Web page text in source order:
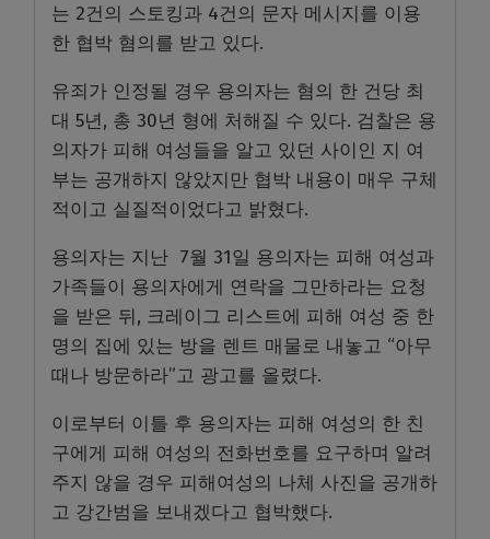
는 2건의 스토킹과 4건의 문자 메시지를 이용
한 협박 혐의를 받고 있다.
유죄가 인정될 경우 용의자는 혐의 한 건당 최
대 5년, 총 30년 형에 처해질 수 있다. 검찰은 용
의자가 피해 여성들을 알고 있던 사이인 지 여
부는 공개하지 않았지만 협박 내용이 매우 구체
적이고 실질적이었다고 밝혔다.
용의자는 지난 7월 31일 용의자는 피해 여성과
가족들이 용의자에게 연락을 그만하라는 요청
을 받은 뒤, 크레이그 리스트에 피해 여성 중 한
명의 집에 있는 방을 렌트 매물로 내놓고 “아무
때나 방문하라”고 광고를 올렸다.
이로부터 이틀 후 용의자는 피해 여성의 한 친
구에게 피해 여성의 전화번호를 요구하며 알려
주지 않을 경우 피해여성의 나체 사진을 공개하
고 강간범을 보내겠다고 협박했다.